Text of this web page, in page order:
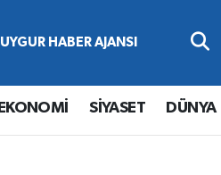
EKONOMİ SİYASET DÜNYA